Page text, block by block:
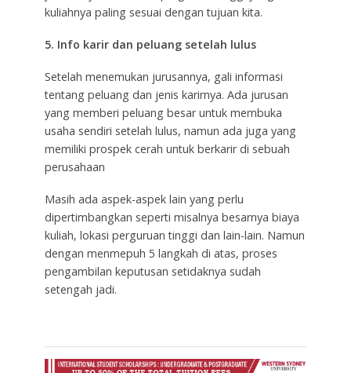
kuliahnya paling sesuai dengan tujuan kita.
5. Info karir dan peluang setelah lulus
Setelah menemukan jurusannya, gali informasi
tentang peluang dan jenis karirnya. Ada jurusan
yang memberi peluang besar untuk membuka
usaha sendiri setelah lulus, namun ada juga yang
memiliki prospek cerah untuk berkarir di sebuah
perusahaan
Masih ada aspek-aspek lain yang perlu
dipertimbangkan seperti misalnya besarnya biaya
kuliah, lokasi perguruan tinggi dan lain-lain. Namun
dengan menmepuh 5 langkah di atas, proses
pengambilan keputusan setidaknya sudah
setengah jadi.